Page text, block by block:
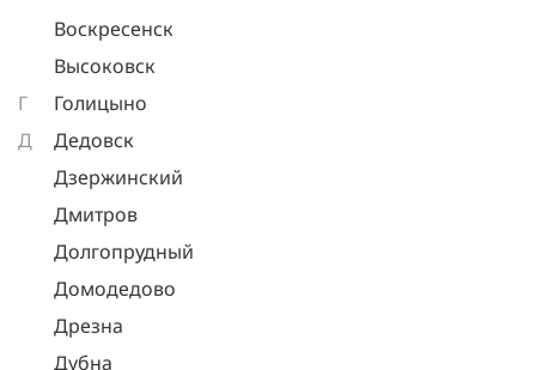
Воскресенск
Высоковск
Г
Голицыно
Д
Дедовск
Дзержинский
Дмитров
Долгопрудный
Домодедово
Дрезна
Дубна